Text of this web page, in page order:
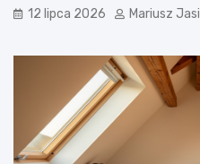
12 lipca 2026 Mariusz